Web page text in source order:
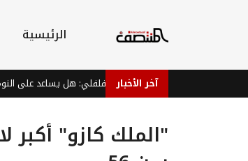
الرئيسية
آخر الأخبار
شاي النعناع الفلفلي: هل يساعد على النوم
"الملك كازو"